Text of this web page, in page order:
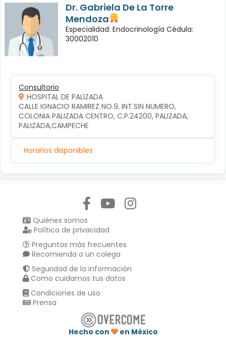
Dr. Gabriela De La Torre
Mendoza
Especialidad: Endocrinología Cédula:
30002010
Consultorio
HOSPITAL DE PALIZADA
CALLE IGNACIO RAMIREZ NO.9, INT.SIN NUMERO,
COLONIA PALIZADA CENTRO, C.P.24200, PALIZADA,
PALIZADA,CAMPECHE
Horarios disponibles
Quiénes somos
Política de privacidad
Preguntas más frecuentes
Recomienda a un colega
Seguridad de la información
Como cuidamos tus datos
Condiciones de uso
Prensa
Hecho con
en México